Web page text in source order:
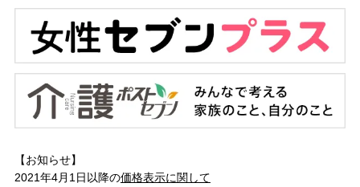
【お知らせ】
2021年4月1日以降の価格表示に関して